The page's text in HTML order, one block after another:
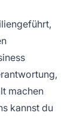
machen
kannst du